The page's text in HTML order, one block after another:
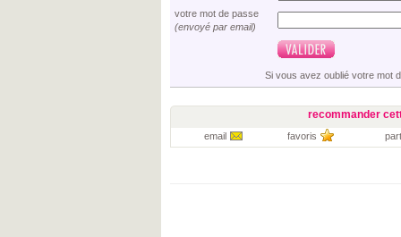
votre mot de passe
(envoyé par email)
Si vous avez oublié votre mot
recommander
email favoris